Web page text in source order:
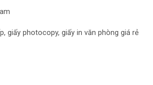
giấy photocopy, giấy in văn phòng giá rẻ